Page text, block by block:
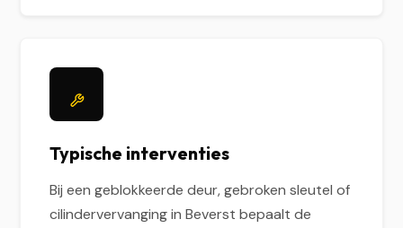
Typische interventies
Bij een geblokkeerde deur, gebroken sleutel of
cilindervervanging in Beverst bepaalt de